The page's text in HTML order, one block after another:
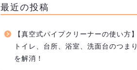
最近の投稿
【真空式パイプクリーナーの使い方】
トイレ、台所、浴室、洗面台のつまり
を解消！